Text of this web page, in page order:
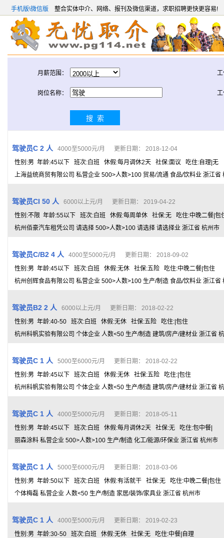
手机版\微信版 整合实体中介、网络、报刊及微信渠道，求职招聘更快更容易!
月薪范围：
岗位名称：
驾驶员C 2 人
4000至5000元/月 更新日期： 2018-12-04
性别:男 年龄:45以下 班次:白班 休假:每月调休2天 社保:面议 吃住:自理|无
上海益统商贸有限公司 私营企业 500>人数>100 贸易/流通 食品/饮料业 浙江省
驾驶员CI 50 人
6000以上元/月 更新日期： 2019-04-22
性别:不限 年龄:55以下 班次:白班 休假:每周单休 社保:无 吃住:中晚二餐|包
杭州佰豪汽车租凭公司 请选择 500>人数>100 请选择 请选择业 浙江省 杭州市
驾驶员C/B2 4 人
4000至5000元/月 更新日期： 2018-09-02
性别:男 年龄:45以下 班次:白班 休假:无休 社保:五险 吃住:中晚二餐|包住
杭州创辉食品有限公司 私营企业 500>人数>100 生产/制造 食品/饮料业 浙江省
驾驶员B2 2 人
6000以上元/月 更新日期： 2018-02-22
性别:男 年龄:40-50 班次:白班 休假:无休 社保:五险 吃住:|包住
杭州科帆实验有限公司 个体企业 人数<50 生产/制造 建筑/房产/建材业 浙江省
驾驶员C 1 人
5000至6000元/月 更新日期： 2018-02-22
性别:男 年龄:45以下 班次:白班 休假:无休 社保:五险 吃住:|包住
杭州科帆实验有限公司 个体企业 人数<50 生产/制造 建筑/房产/建材业 浙江省
驾驶员C 1 人
4000至5000元/月 更新日期： 2018-05-11
性别:男 年龄:45以下 班次:白班 休假:每月调休2天 社保:无 吃住:包中餐|
丽森涂料 私营企业 500>人数>100 生产/制造 化工/能源/环保业 浙江省 杭州市
驾驶员C 1 人
5000至6000元/月 更新日期： 2018-03-06
性别:男 年龄:50以下 班次:白班 休假:有活就干 社保:无 吃住:中晚二餐|包住
个体梅磊 私营企业 人数<50 生产/制造 家居/装饰/家具业 浙江省 杭州市
驾驶员C 1 人
4000至5000元/月 更新日期： 2019-02-23
性别:男 年龄:30-50 班次:白班 休假:无休 社保:无 吃住:中餐|自理